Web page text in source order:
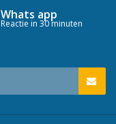
Whats app
Reactie in 30 minuten